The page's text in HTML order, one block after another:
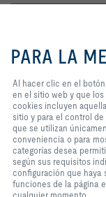
Consiento que mis
política de protección
Login
Inicio Contactos
PARA LA
Al hacer clic en el
en el sitio web y que
cookies incluyen
sitio y para el control
que se utilizan
conveniencia o para
categorías desea
según sus requisitos
configuración que haya
funciones de la página